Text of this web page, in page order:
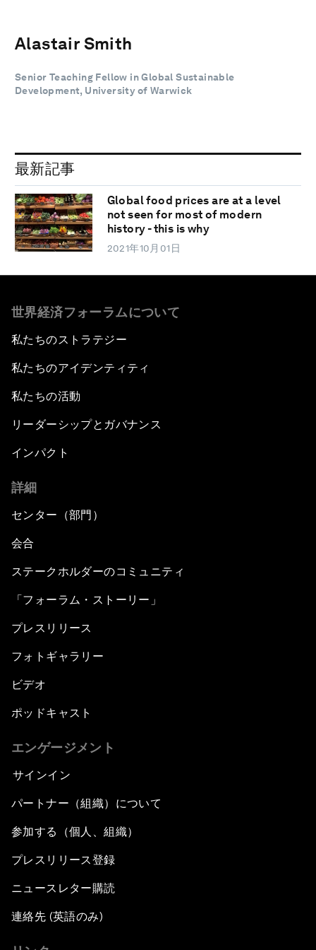
Alastair Smith
Senior Teaching Fellow in Global Sustainable
Development, University of Warwick
最新記事
Global food prices are at a level
not seen for most of modern
history - this is why
2021年10月01日
世界経済フォーラムについて
私たちのストラテジー
私たちのアイデンティティ
私たちの活動
リーダーシップとガバナンス
インパクト
詳細
センター（部門）
会合
ステークホルダーのコミュニティ
「フォーラム・ストーリー」
プレスリリース
フォトギャラリー
ビデオ
ポッドキャスト
エンゲージメント
サインイン
パートナー（組織）について
参加する（個人、組織）
プレスリリース登録
ニュースレター購読
連絡先 (英語のみ)